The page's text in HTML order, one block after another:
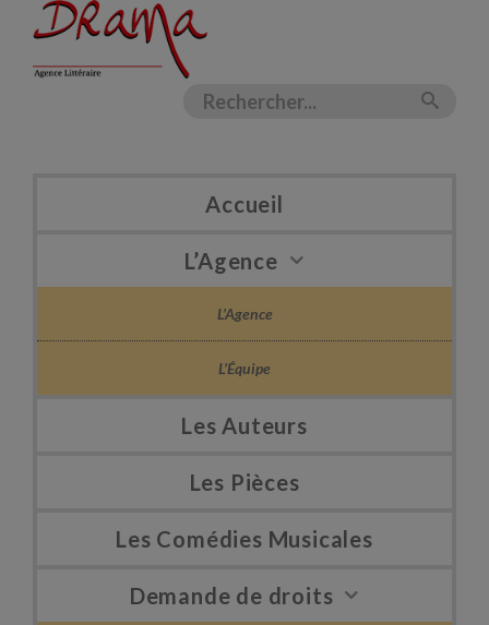
Accueil
L’Agence
L’Agence
L’Équipe
Les Auteurs
Les Pièces
Les Comédies Musicales
Demande de droits